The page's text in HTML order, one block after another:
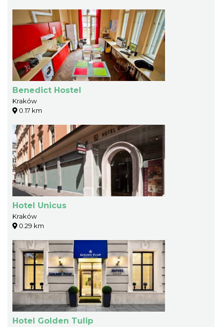
Benedict Hostel
Kraków
0.17 km
Hotel Unicus
Kraków
0.29 km
Hotel Golden Tulip